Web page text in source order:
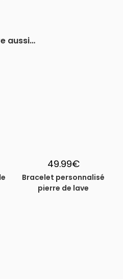
aussi…
49.99€
Bracelet personnalisé
pierre de lave